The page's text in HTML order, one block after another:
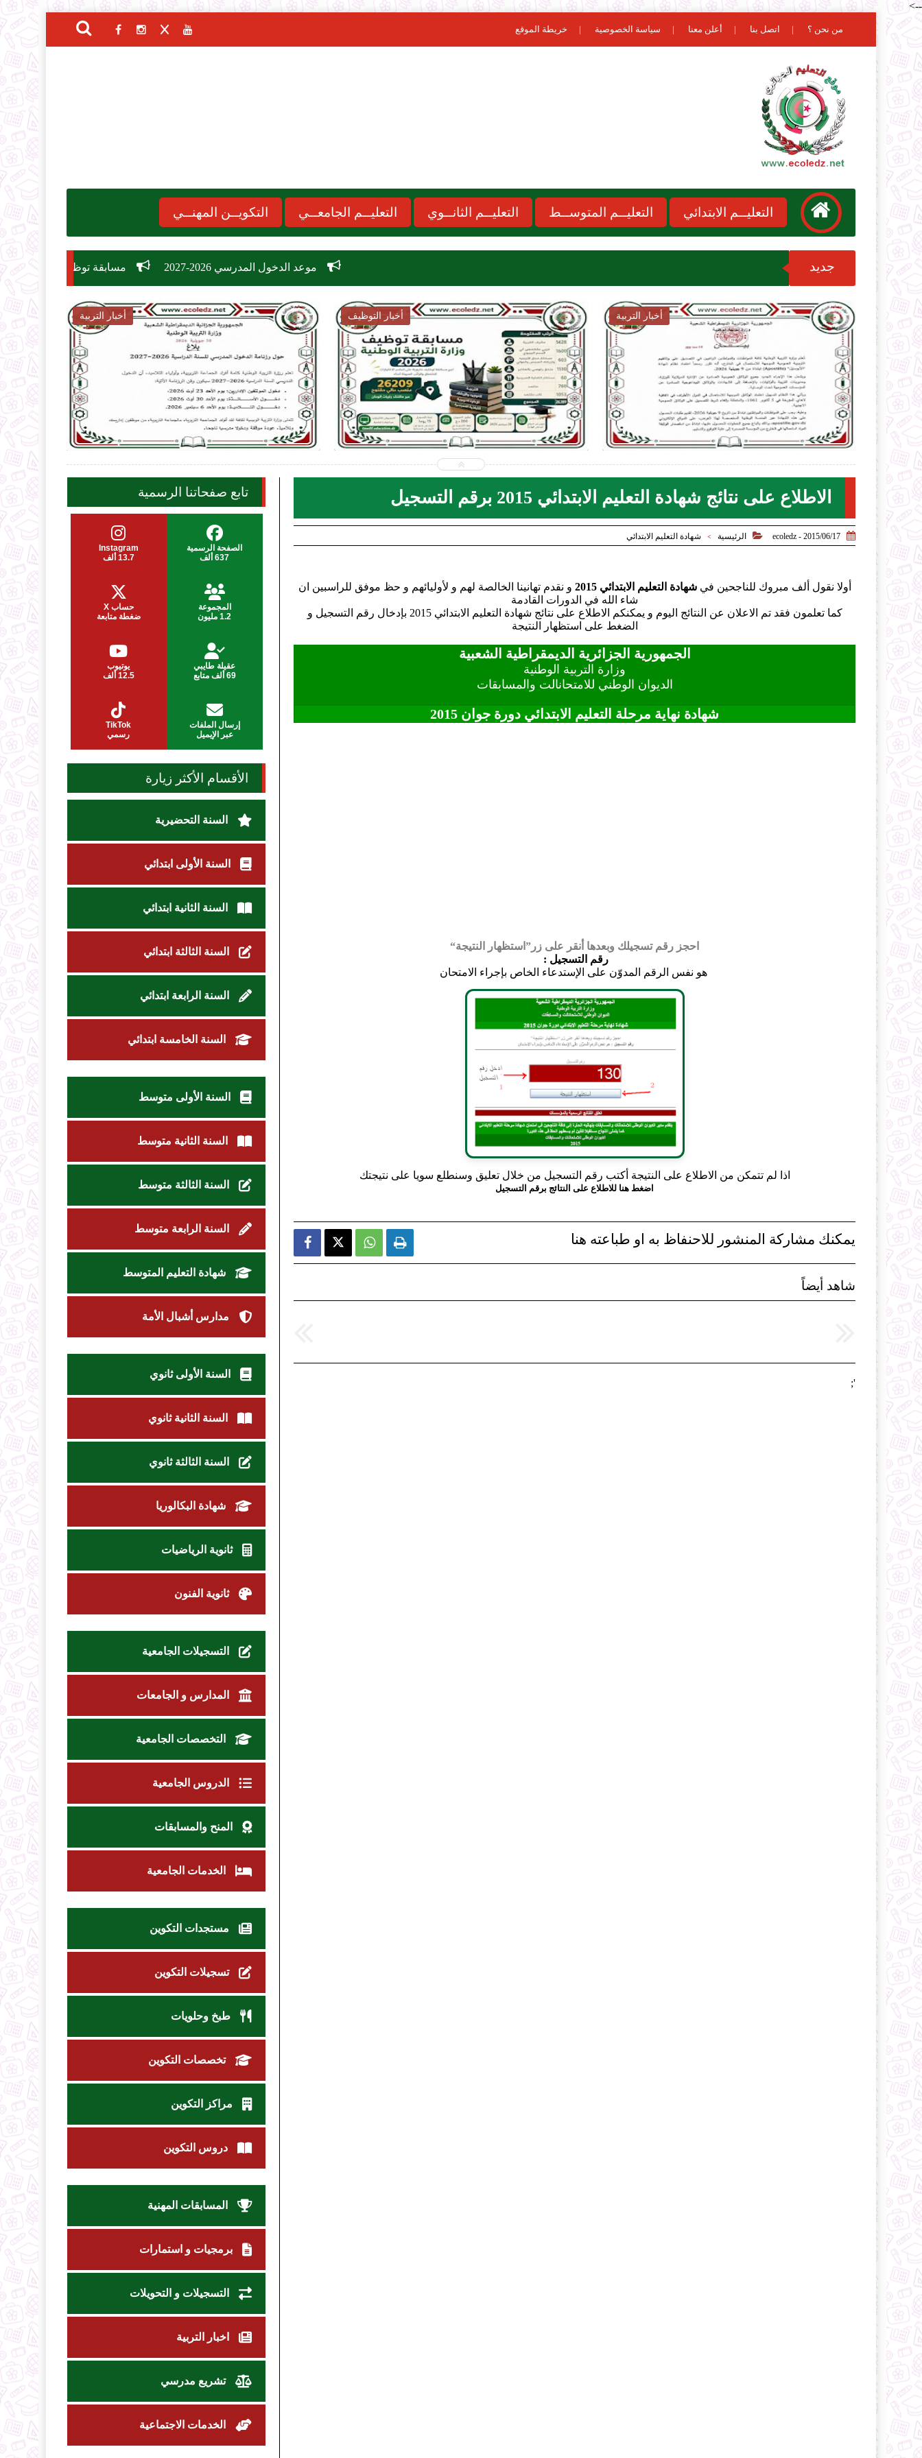
-->
من نحن ؟ اتصل بنا أعلن معنا سياسة الخصوصية خريطة الموقع
التعليــم الابتدائي التعليــم المتوســط التعليــم الثانــوي التعليــم الجامعــي التكويــن المهنــي
جديد موعد الدخول المدرسي 2026-2027 مسابقة توظيف وزارة التربية الوطنية 2026: دليل الشروط، التخصصات، وكيفية التسجيل في 26,209 منصب
ecoledz.net
أخبار التوظيف
2026-07-28
ecoledz.net
أخبار التربية
2026-07-28
ecoledz.net
أخبار التربية
2026-07-27
ecoledz.net

الاطلاع على نتائج شهادة التعليم الابتدائي 2015 برقم التسجيل

2015/06/17 - ecoledz
 الرئيسية > شهادة التعليم الابتدائي
أولا نقول ألف مبروك للناجحين فيشهادة التعليم الابتدائي 2015
و نقدم تهانينا الخالصة لهم و لأوليائهم و حظ موفق للراسبين ان
شاء الله في الدورات القادمة
كما تعلمون فقد تم الاعلان عن النتائج اليوم و يمكنكم الاطلاع على نتائج شهادة التعليم الابتدائي 2015 بإدخال رقم التسجيل و
الضغط على استظهار النتيجة
الجمهورية الجزائرية الديمقراطية الشعبية
وزارة التربية الوطنية
الديوان الوطني للامتحانالت والمسابقات
شهادة نهاية مرحلة التعليم الابتدائي دورة جوان 2015
احجز رقم تسجيلك وبعدها أنقر على زر
استظهار النتيجة
رقم التسجيل :
هو نفس الرقم المدوّن على الإستدعاء الخاص بإجراء الامتحان
اذا لم تتمكن من الاطلاع على النتيجة أكتب رقم التسجيل من خلال تعليق وسنطلع سويا على نتيجتك
اضغط هنا للاطلاع على النتائج برقم التسجيل
يمكنك مشاركة المنشور للاحنفاظ به او طباعته هنا   
شاهد أيضاً
';
تابع صفحاتنا الرسمية
الصفحة الرسمية
637 ألف
Instagram
13.7 ألف
المجموعة
1.2 مليون
حساب X
ضغطة متابعة
عقيلة طايبي
69 ألف متابع
يوتيوب
12.5 ألف
إرسال الملفات
عبر الإيميل
TikTok
رسمي
الأقسام الأكثر زيارة
السنة التحضيرية
السنة الأولى ابتدائي
السنة الثانية ابتدائي
السنة الثالثة ابتدائي
السنة الرابعة ابتدائي
السنة الخامسة ابتدائي
السنة الأولى متوسط
السنة الثانية متوسط
السنة الثالثة متوسط
السنة الرابعة متوسط
شهادة التعليم المتوسط
مدارس أشبال الأمة
السنة الأولى ثانوي
السنة الثانية ثانوي
السنة الثالثة ثانوي
شهادة البكالوريا
ثانوية الرياضيات
ثانوية الفنون
التسجيلات الجامعية
المدارس و الجامعات
التخصصات الجامعية
الدروس الجامعية
المنح والمسابقات
الخدمات الجامعية
مستجدات التكوين
تسجيلات التكوين
طبخ وحلويات
تخصصات التكوين
مراكز التكوين
دروس التكوين
المسابقات المهنية
برمجيات و استمارات
التسجيلات و التحويلات
اخبار التربية
تشريع مدرسي
الخدمات الاجتماعية